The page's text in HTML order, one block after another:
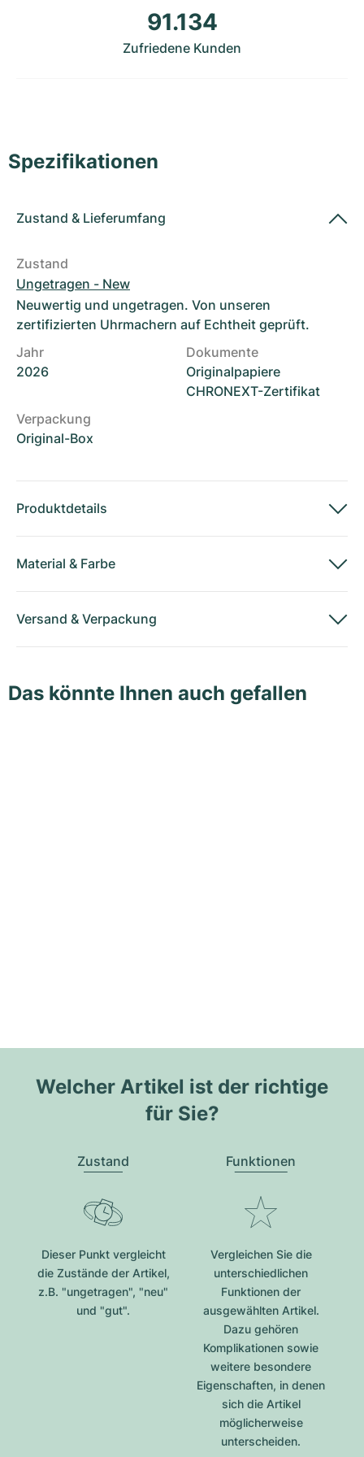
91.134
Zufriedene Kunden
Spezifikationen
Zustand & Lieferumfang
Zustand
Ungetragen - New
Neuwertig und ungetragen. Von unseren
zertifizierten Uhrmachern auf Echtheit geprüft.
Jahr
2026
Dokumente
Originalpapiere
CHRONEXT-Zertifikat
Verpackung
Original-Box
Produktdetails
Material & Farbe
Versand & Verpackung
Das könnte Ihnen auch gefallen
Welcher Artikel ist der richtige
für Sie?
Zustand
Dieser Punkt vergleicht
die Zustände der Artikel,
z.B. "ungetragen", "neu"
und "gut".
Funktionen
Vergleichen Sie die
unterschiedlichen
Funktionen der
ausgewählten Artikel.
Dazu gehören
Komplikationen sowie
weitere besondere
Eigenschaften, in denen
sich die Artikel
möglicherweise
unterscheiden.